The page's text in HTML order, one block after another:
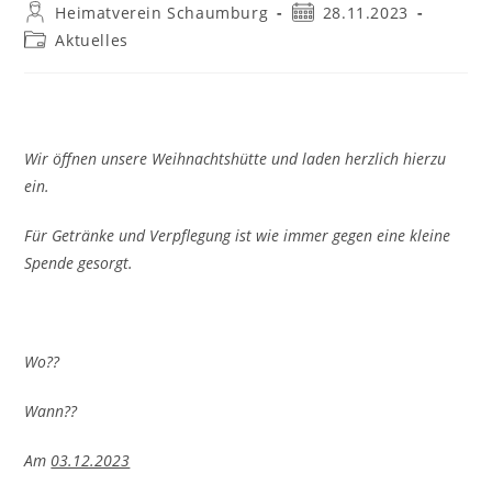
Heimatverein Schaumburg
28.11.2023
Aktuelles
Wir öffnen unsere Weihnachtshütte und laden herzlich hierzu
ein.
Für Getränke und Verpflegung ist wie immer gegen eine kleine
Spende gesorgt.
Wo??
Wann??
Am03.12.2023